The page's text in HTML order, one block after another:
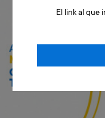
El link al que